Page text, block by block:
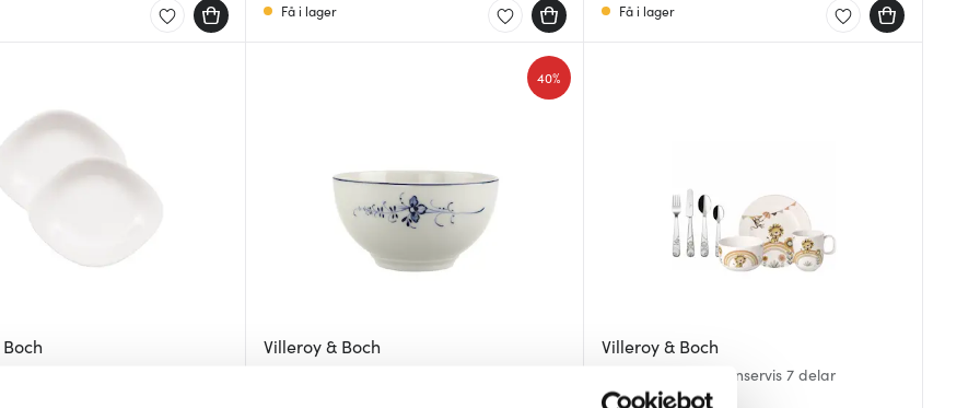
Få i lager Få i lager
Villeroy & Boch
40%
Villeroy & Boch
Roar like a lion barnservis 7 delar
779 kr